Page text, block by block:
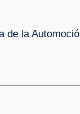
de la